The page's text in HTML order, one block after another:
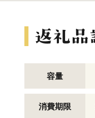
容量
消費期限